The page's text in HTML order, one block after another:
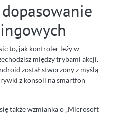
to, jak kontroler leży w
między trybami akcji.
został stworzony z myślą
z konsoli na smartfon
także wzmianka o „Microsoft